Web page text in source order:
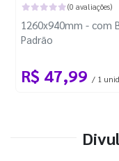
(0 avaliações)
1260x940mm - com
Padrão
R$ 47,99 / 1